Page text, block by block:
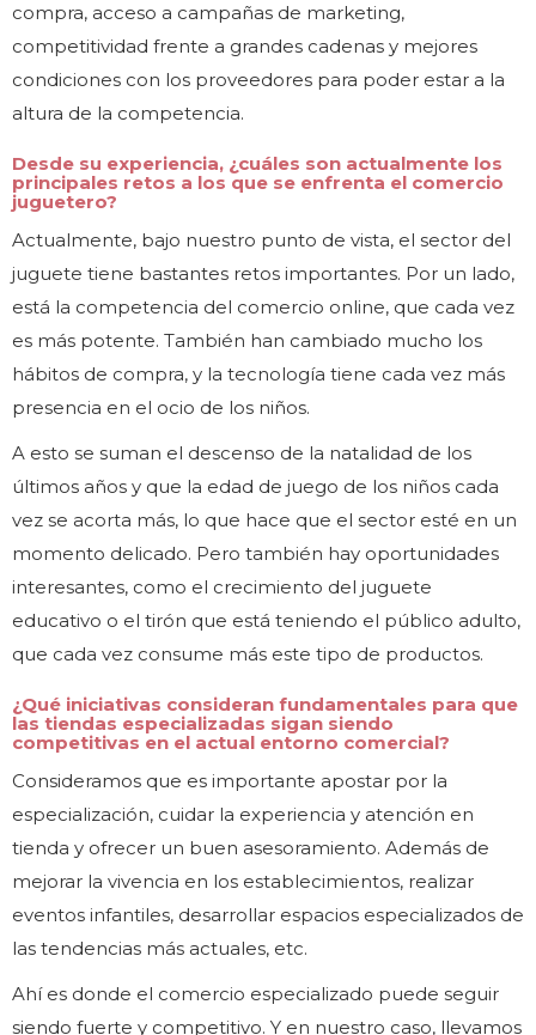
compra, acceso a campañas de marketing,
competitividad frente a grandes cadenas y mejores
condiciones con los proveedores para poder estar a la
altura de la competencia.
Desde su experiencia, ¿cuáles son actualmente los
principales retos a los que se enfrenta el comercio
juguetero?
Actualmente, bajo nuestro punto de vista, el sector del
juguete tiene bastantes retos importantes. Por un lado,
está la competencia del comercio online, que cada vez
es más potente. También han cambiado mucho los
hábitos de compra, y la tecnología tiene cada vez más
presencia en el ocio de los niños.
A esto se suman el descenso de la natalidad de los
últimos años y que la edad de juego de los niños cada
vez se acorta más, lo que hace que el sector esté en un
momento delicado. Pero también hay oportunidades
interesantes, como el crecimiento del juguete
educativo o el tirón que está teniendo el público adulto,
que cada vez consume más este tipo de productos.
¿Qué iniciativas consideran fundamentales para que
las tiendas especializadas sigan siendo
competitivas en el actual entorno comercial?
Consideramos que es importante apostar por la
especialización, cuidar la experiencia y atención en
tienda y ofrecer un buen asesoramiento. Además de
mejorar la vivencia en los establecimientos, realizar
eventos infantiles, desarrollar espacios especializados de
las tendencias más actuales, etc.
Ahí es donde el comercio especializado puede seguir
siendo fuerte y competitivo. Y en nuestro caso, llevamos